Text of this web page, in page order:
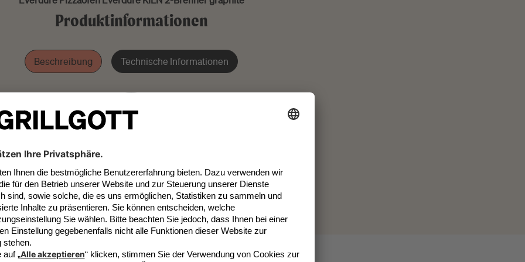
Produktinformationen
Beschreibung Technische Informationen
Weitere Everdure Produkte ansehen
Hersteller Garantiebstimmungen